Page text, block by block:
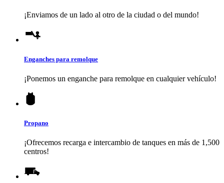
¡Enviamos de un lado al otro de la ciudad o del mundo!
Enganches para remolque
¡Ponemos un enganche para remolque en cualquier vehículo!
Propano
¡Ofrecemos recarga e intercambio de tanques en más de 1,500
centros!